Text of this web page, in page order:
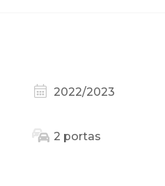
2022/2023
2 portas